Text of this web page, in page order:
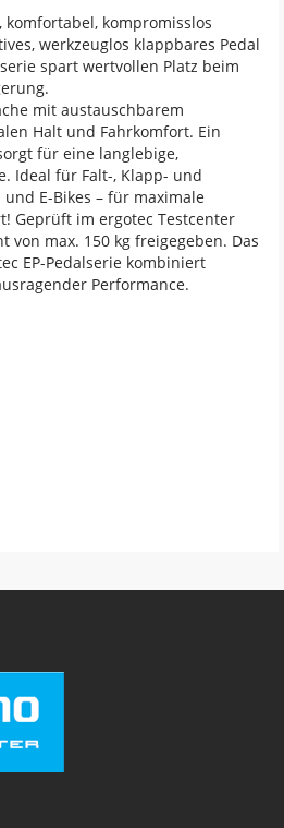
komfortabel, kompromisslos
werkzeuglos klappbares Pedal
spart wertvollen Platz beim
mit austauschbarem
Halt und Fahrkomfort. Ein
für eine langlebige,
Ideal für Falt-, Klapp- und
E-Bikes – für maximale
Geprüft im ergotec Testcenter
von max. 150 kg freigegeben. Das
EP-Pedalserie kombiniert
Performance.